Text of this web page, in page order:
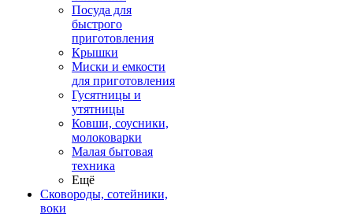
Посуда для
быстрого
приготовления
Крышки
Миски и емкости
для приготовления
Гусятницы и
утятницы
Ковши, соусники,
молоковарки
Малая бытовая
техника
Ещё
Сковороды, сотейники,
воки